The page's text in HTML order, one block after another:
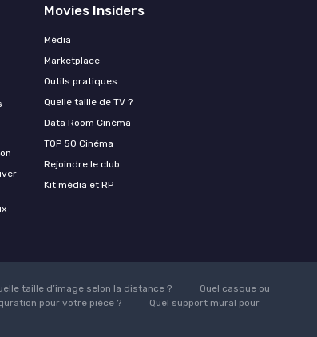
Movies Insiders
Média
Marketplace
Outils pratiques
Quelle taille de TV ?
Data Room Cinéma
TOP 50 Cinéma
Rejoindre le club
Kit média et RP
taille d’image selon la distance ?
Quel casque ou
pour votre pièce ?
Quel support mural pour